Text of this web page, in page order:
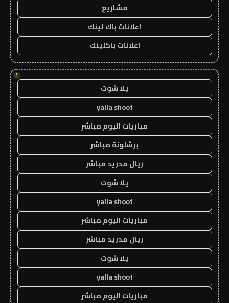
مشاريع
اعلانات باك لينك
اعلانات باكلينك
!
يلا شوت
yalla shoot
مباريات اليوم مباشر
برشلونة مباشر
ريال مدريد مباشر
يلا شوت
yalla shoot
مباريات اليوم مباشر
ريال مدريد مباشر
يلا شوت
yalla shoot
مباريات اليوم مباشر